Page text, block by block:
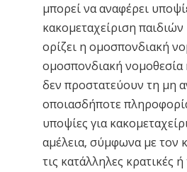
μπορεί να αναφέρει
κακομεταχείριση
ορίζει η ομοσπονδιακή
ομοσπονδιακή νομοθεσία
δεν προστατεύουν τη μη
οποιασδήποτε
υποψίες για
αμέλεια, σύμφωνα με τον
τις κατάλληλες κρατικές